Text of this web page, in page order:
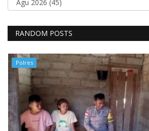
RANDOM POSTS
Polres